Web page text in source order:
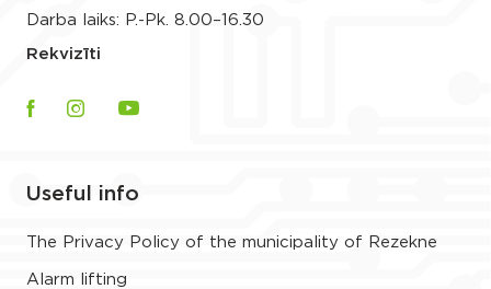
Darba laiks: P.-Pk. 8.00–16.30
Rekvizīti
Useful info
The Privacy Policy of the municipality of Rezekne
Alarm lifting